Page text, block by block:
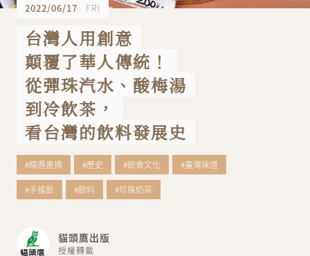
關於我們 聯絡我們
2022/06/17 FRI
台灣人用創意
顛覆了華人傳統！
從彈珠汽水、酸梅湯
到冷飲茶，
看台灣的飲料發展史
#精選書摘 #歷史 #飲食文化
#臺灣味道
#手搖飲
#飲料 #珍珠奶茶
貓頭鷹出版
授權轉載